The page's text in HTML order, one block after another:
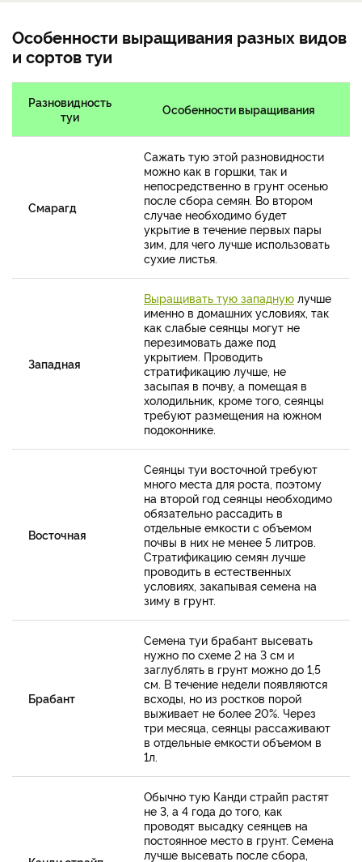
Особенности выращивания разных видов
и сортов туи
Разновидность
туи
Особенности выращивания
Смарагд
Сажать тую этой разновидности
можно как в горшки, так и
непосредственно в грунт осенью
после сбора семян. Во втором
случае необходимо будет
укрытие в течение первых пары
зим, для чего лучше использовать
сухие листья.
Западная
Выращивать тую западную лучше
именно в домашних условиях, так
как слабые сеянцы могут не
перезимовать даже под
укрытием. Проводить
стратификацию лучше, не
засыпая в почву, а помещая в
холодильник, кроме того, сеянцы
требуют размещения на южном
подоконнике.
Восточная
Сеянцы туи восточной требуют
много места для роста, поэтому
на второй год сеянцы необходимо
обязательно рассадить в
отдельные емкости с объемом
почвы в них не менее 5 литров.
Стратификацию семян лучше
проводить в естественных
условиях, закапывая семена на
зиму в грунт.
Брабант
Семена туи брабант высевать
нужно по схеме 2 на 3 см и
заглублять в грунт можно до 1,5
см. В течение недели появляются
всходы, но из ростков порой
выживает не более 20%. Через
три месяца, сеянцы рассаживают
в отдельные емкости объемом в
1л.
Обычно тую Канди страйп растят
не 3, а 4 года до того, как
проводят высадку сеянцев на
постоянное место в грунт. Семена
лучше высевать после сбора,